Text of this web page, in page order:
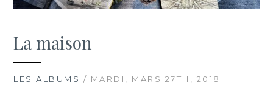
La maison
LES ALBUMS / MARDI, MARS 27TH, 2018